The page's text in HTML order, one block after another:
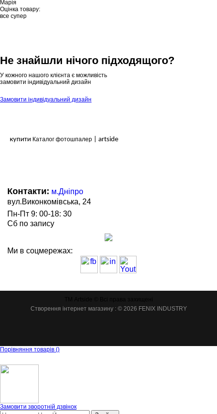
Марія
Оцінка товару:
все супер
Не знайшли нічого підходящого?
У кожного нашого клієнта є можливість
замовити індивідуальний дизайн
Замовити індивідуальний дизайн
купити Каталог фотошпалер | artside
Контакти: м.Дніпро
вул.Виконкомівська, 24
Пн-Пт 9: 00-18: 30
Сб по запису
Ми в соцмережах:
Створення інтернет магазину : © 2026 FENIX INDUSTRY
Порівняння товарів ()
Замовити зворотній дзвінок